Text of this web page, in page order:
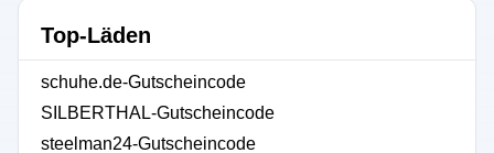
Top-Läden
schuhe.de-Gutscheincode
SILBERTHAL-Gutscheincode
steelman24-Gutscheincode